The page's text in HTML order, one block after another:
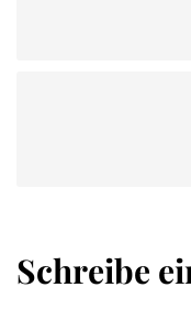
Schreibe